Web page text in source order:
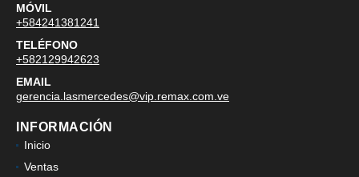
MÓVIL
+584241381241
TELÉFONO
+582129942623
EMAIL
gerencia.lasmercedes@vip.remax.com.ve
INFORMACIÓN
Inicio
Ventas